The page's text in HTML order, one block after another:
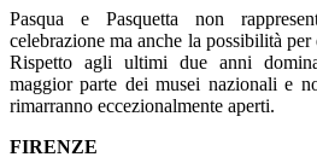
Pasqua e Pasquetta non
celebrazione ma anche la possibilità
Rispetto agli ultimi due anni
maggior parte dei musei nazionali e
rimarranno eccezionalmente aperti.
FIRENZE